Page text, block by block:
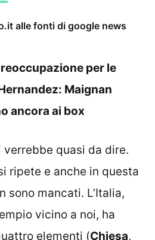
alle fonti di google news
per le
Maignan
ancora ai box
quasi da dire.
ripete e anche in questa
sono mancati. L’Italia,
vicino a noi, ha
elementi (Chiesa,